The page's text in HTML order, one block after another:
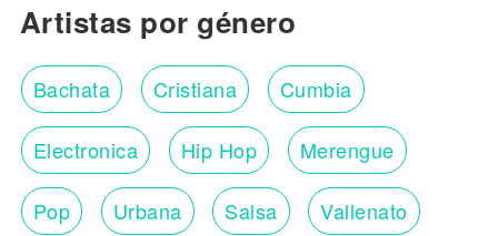
Artistas por género
Bachata Cristiana Cumbia
Electronica Hip Hop Merengue
Pop Urbana Salsa Vallenato